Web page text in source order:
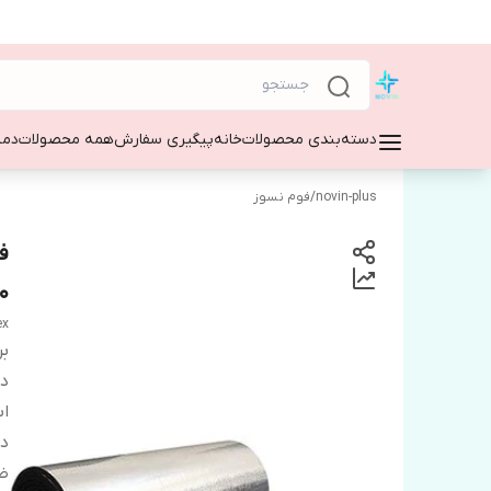
دسته‌بندی محصولاتخانهپیگیری سفارشهمه محصولات
novin-plus
/فوم نسوز